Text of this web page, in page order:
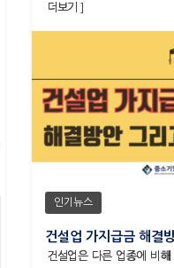
더보기 ]
인기뉴스
건설업 가지급금 해결
건설업은 다른 업종에 비